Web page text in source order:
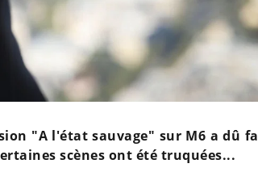
"A l'état sauvage" sur M6 a dû
scènes ont été truquées...